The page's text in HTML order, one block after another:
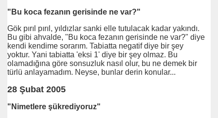
"Bu koca fezanın gerisinde ne var?"
Gök pırıl pırıl, yıldızlar sanki elle tutulacak kadar yakındı.
Bu gibi ahvalde, "Bu koca fezanın gerisinde ne var?" diye
kendi kendime sorarım. Tabiatta negatif diye bir şey
yoktur. Yani tabiatta 'eksi 1' diye bir şey olmaz. Bu
olamadığına göre sonsuzluk nasıl olur, bu ne demek bir
türlü anlayamadım. Neyse, bunlar derin konular...
28 Şubat 2005
"Nimetlere şükrediyoruz"